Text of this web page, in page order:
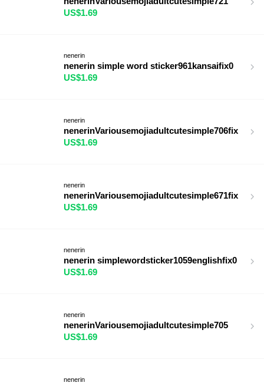
US$1.69
nenerin
nenerin simple word sticker961kansaifix0
US$1.69
nenerin
nenerinVariousemojiadultcutesimple706fix
US$1.69
nenerin
nenerinVariousemojiadultcutesimple671fix
US$1.69
nenerin
nenerin simplewordsticker1059englishfix0
US$1.69
nenerin
nenerinVariousemojiadultcutesimple705
US$1.69
nenerin